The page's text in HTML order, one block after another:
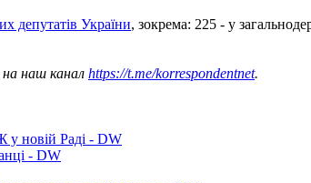
депутатів України, зокрема: 225 - у
на наш канал https://t.me/korrespondentnet.
у новій Раді - DW
- DW